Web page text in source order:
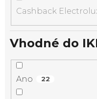
Cashback
Vhodné do
Ano 22